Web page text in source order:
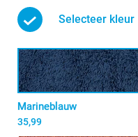
Selecteer kleur
Marineblauw
35,99